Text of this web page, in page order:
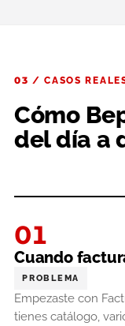
03 / CASOS
Cómo
del día a
01
Cuando
PROBLEMA
Empezaste con
tienes catálogo,